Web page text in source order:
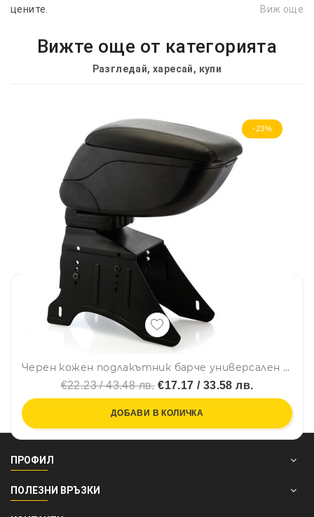
цените.
Виж още
Вижте още от категорията
Разгледай, харесай, купи
-23%
Черен кожен подлакътник барче универсален с планки и слайдер
€22.23 / 43.48 лв.€17.17 / 33.58 лв.
ДОБАВИ В КОЛИЧКА
ПРОФИЛ
ПОЛЕЗНИ ВРЪЗКИ